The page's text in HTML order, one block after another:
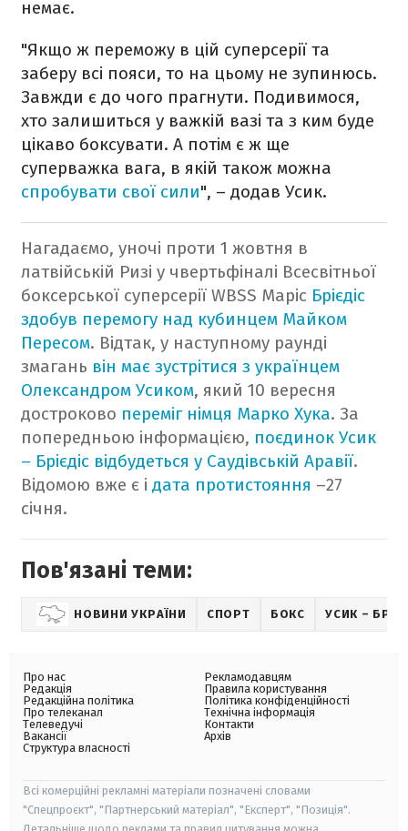
немає.
"Якщо ж переможу в цій суперсерії та
заберу всі пояси, то на цьому не зупинюсь.
Завжди є до чого прагнути. Подивимося,
хто залишиться у важкій вазі та з ким буде
цікаво боксувати. А потім є ж ще
суперважка вага, в якій також можна
спробувати свої сили", – додав Усик.
Нагадаємо, уночі проти 1 жовтня в
латвійській Ризі у чвертьфіналі Всесвітньої
боксерської суперсерії WBSS Маріс Брієдіс
здобув перемогу над кубинцем Майком
Пересом. Відтак, у наступному раунді
змагань він має зустрітися з українцем
Олександром Усиком, який 10 вересня
достроково переміг німця Марко Хука. За
попередньою інформацією, поєдинок Усик
– Брієдіс відбудеться у Саудівській Аравії.
Відомою вже є і дата протистояння –27
січня.
Пов'язані теми:
НОВИНИ УКРАЇНИ СПОРТ БОКС УСИК –
Про нас
Редакція
Редакційна політика
Про телеканал
Телеведучі
Вакансії
Структура власності
Рекламодавцям
Правила користування
Політика конфіденційності
Технічна інформація
Контакти
Архів
Всі комерційні рекламні матеріали позначені словами
"Спецпроєкт", "Партнерський матеріал", "Експерт", "Позиція".